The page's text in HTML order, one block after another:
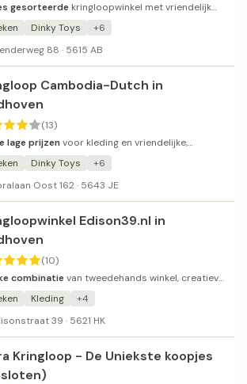
gesorteerde kringloopwinkel met vriendelijk
en overzichtelijke indeling.
Dinky Toys
+6
88 · 5615 AB
Cambodia-Dutch in
(13)
lage prijzenvoor kleding en vriendelijke,
medewerkers.
Dinky Toys
+6
Oost 162 · 5643 JE
Edison39.nl in
(10)
combinatie van tweedehands winkel, creatieve
en café met kunst.
Kleding
+4
39 · 5621 HK
Kringloop - De Uniekste koopjes